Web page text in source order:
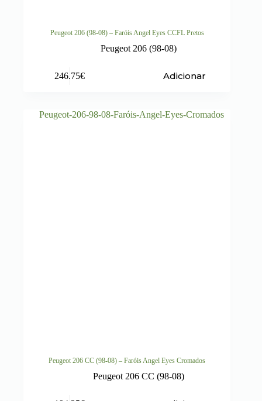
Peugeot 206 (98-08) – Faróis Angel Eyes CCFL Pretos
Peugeot 206 (98-08)
246.75€ Adicionar
Peugeot 206 CC (98-08) – Faróis Angel Eyes Cromados
Peugeot 206 CC (98-08)